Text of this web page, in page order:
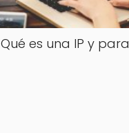
Qué es una IP y